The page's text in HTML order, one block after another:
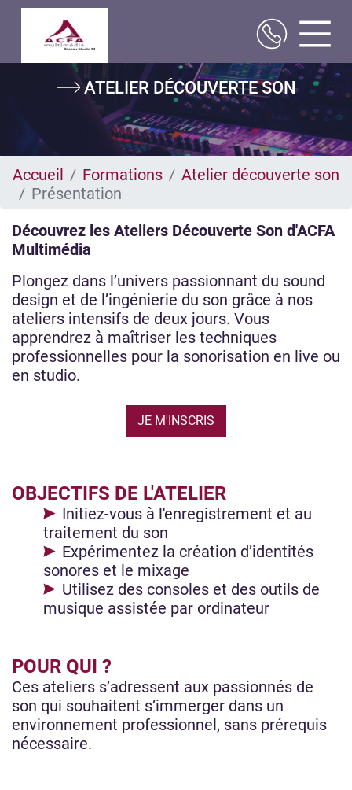
ATELIER DÉCOUVERTE SON
Accueil Formations
Atelier découverte son
Présentation
Découvrez les Ateliers Découverte Son d'ACFA
Multimédia
Plongez dans l’univers passionnant du sound
design et de l’ingénierie du son grâce à nos
ateliers intensifs de deux jours. Vous
apprendrez à maîtriser les techniques
professionnelles pour la sonorisation en live ou
en studio.
JE M'INSCRIS
OBJECTIFS DE L'ATELIER
Initiez-vous à l'enregistrement et au
traitement du son
Expérimentez la création d’identités
sonores et le mixage
Utilisez des consoles et des outils de
musique assistée par ordinateur
POUR QUI ?
Ces ateliers s’adressent aux passionnés de
son qui souhaitent s’immerger dans un
environnement professionnel, sans prérequis
nécessaire.